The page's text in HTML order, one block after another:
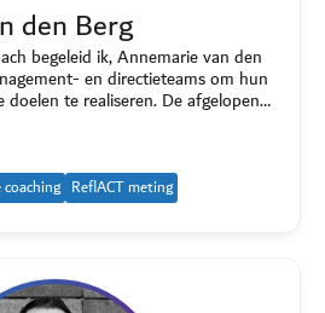
den Berg
begeleid ik, Annemarie van den
en directieteams om hun
doelen te realiseren. De afgelopen…
ReflACT meting